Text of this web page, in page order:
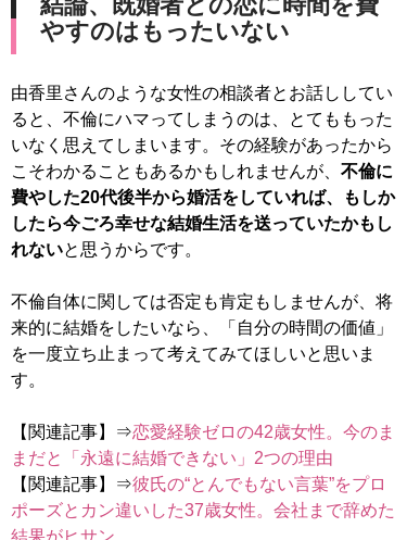
やすのはもったいない
由香里さんのような女性の相談者とお話ししてい
ると、不倫にハマってしまうのは、とてももった
いなく思えてしまいます。その経験があったから
こそわかることもあるかもしれませんが、 不倫に
費やした20代後半から婚活をしていれば、もしか
したら今ごろ幸せな結婚生活を送っていたかもし
れないと思うからです。
不倫自体に関しては否定も肯定もしませんが、将
来的に結婚をしたいなら、「自分の時間の価値」
を一度立ち止まって考えてみてほしいと思いま
す。
【関連記事】⇒恋愛経験ゼロの42歳女性。今のま
まだと「永遠に結婚できない」2つの理由
【関連記事】⇒彼氏の“とんでもない言葉”をプロ
ポーズとカン違いした37歳女性。会社まで辞めた
結果がヒサン